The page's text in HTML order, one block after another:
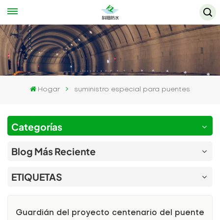
Hogar suministro especial para puentes
Categorías
Blog Más Reciente
ETIQUETAS
Guardián del proyecto centenario del puente